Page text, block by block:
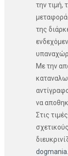
την τιμή,
της
Με την
να
Στις